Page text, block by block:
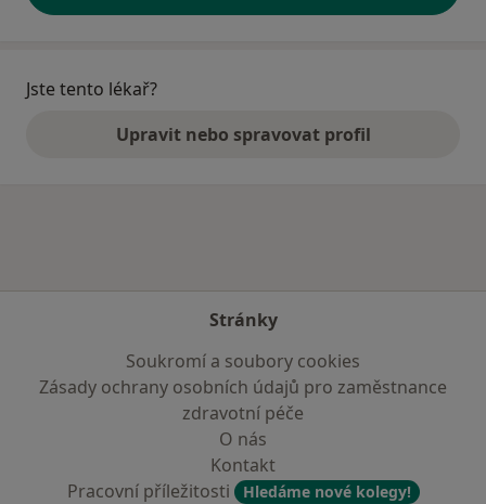
Jste tento lékař?
Upravit nebo spravovat profil
Stránky
Soukromí a soubory cookies
Zásady ochrany osobních údajů pro zaměstnance
zdravotní péče
O nás
Kontakt
Pracovní příležitosti
Hledáme nové kolegy!